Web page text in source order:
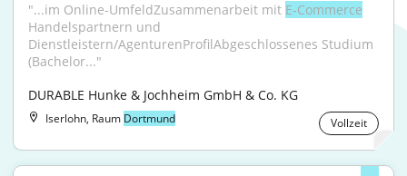
"...im Online-UmfeldZusammenarbeit mit E-Commerce
Handelspartnern und
Dienstleistern/AgenturenProfilAbgeschlossenes Studium
(Bachelor..."
DURABLE Hunke & Jochheim GmbH & Co. KG
Iserlohn, Raum Dortmund Vollzeit